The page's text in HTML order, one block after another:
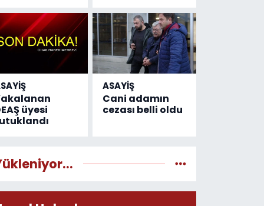
üyesi
ASAYİŞ
Cani adamın
cezası belli oldu